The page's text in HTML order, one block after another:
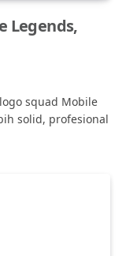
Legends,
squad Mobile
solid, profesional